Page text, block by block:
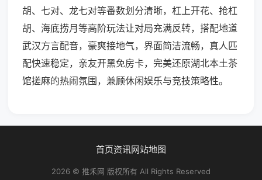
胡、七对、龙七对等番数划分清晰，杠上开花、抢杠
胡、海底捞月等高阶玩法让对局充满反转，搭配地道
武汉方言配音，豪爽接地气，界面简洁流畅，真人匹
配快速稳定，亲友开黑免房卡，完美还原湖北本土茶
馆搓麻的热闹氛围，兼顾休闲娱乐与竞技策略性。
首页资讯网站地图
2026 © 推禾网 版权所有 All Rights Reserved